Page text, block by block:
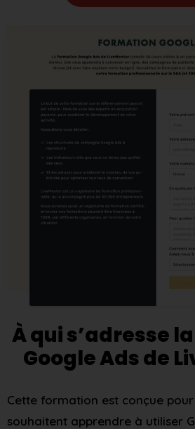
À qui s’adresse
Google Ads de
Cette formation est conçue
souhaitent apprendre à utiliser